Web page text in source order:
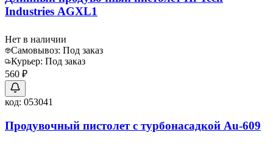
Industries AGXL1
Нет в наличии
Самовывоз: Под заказ
Курьер: Под заказ
560 ₽
код: 053041
Продувочный пистолет с турбонасадкой Au-609